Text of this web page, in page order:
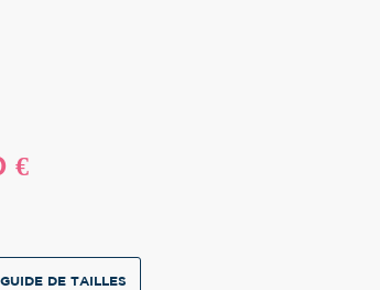
€
GUIDE DE TAILLES